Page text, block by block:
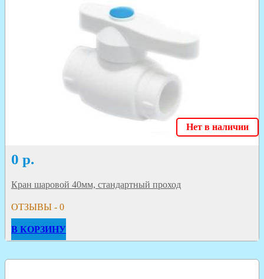
Нет в наличии
0 р.
Кран шаровой 40мм, стандартный проход
ОТЗЫВЫ - 0
В КОРЗИНУ